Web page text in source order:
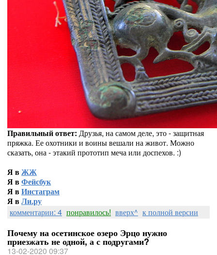
Правильный ответ: Друзья, на самом деле, это - защитная
пряжка. Ее охотники и воины вешали на живот. Можно
сказать, она - этакий прототип меча или доспехов. :)
Я вЖЖ
Я вФейсбук
Я вИнстаграм
Я вЛи.ру
комментарии: 4 понравилось! вверх^ к полной версии
Почему на осетинское озеро Эрцо нужно
приезжать не одной, а с подругами?
13-02-2020 09:37